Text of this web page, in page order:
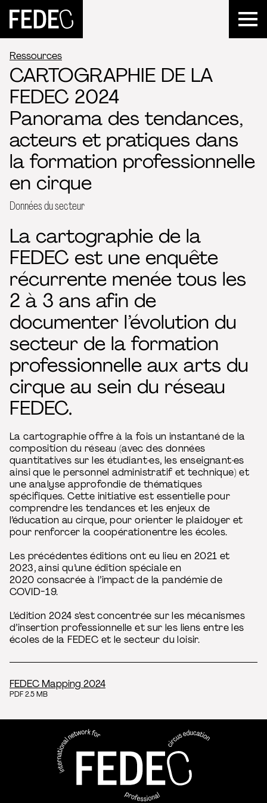
FEDEC
Ressources
CARTOGRAPHIE DE LA
FEDEC 2024
Panorama des tendances,
acteurs et pratiques dans
la formation professionnelle
en cirque
Données du secteur
La cartographie de la
FEDEC est une enquête
récurrente menée tous les
2 à 3 ans afin de
documenter l’évolution du
secteur de la formation
professionnelle aux arts du
cirque au sein du réseau
FEDEC.
La cartographie offre à la fois un instantané de la
composition du réseau (avec des données
quantitatives sur les étudiant·es, les enseignant·es
ainsi que le personnel administratif et technique) et
une analyse approfondie de thématiques
spécifiques. Cette initiative est essentielle pour
comprendre les tendances et les enjeux de
l’éducation au cirque, pour orienter le plaidoyer et
pour renforcer la coopérationentre les écoles.
Les précédentes éditions ont eu lieu en 2021 et
2023, ainsi qu’une édition spéciale en
2020 consacrée à l’impact de la pandémie de
COVID-19.
L’édition 2024 s’est concentrée sur les mécanismes
d’insertion professionnelle et sur les liens entre les
écoles de la FEDEC et le secteur du loisir.
FEDEC Mapping 2024
PDF 2.5 MB
FEDEC - Réseau
professionnelle aux arts du